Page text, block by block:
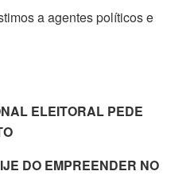
a agentes políticos e
ELEITORAL PEDE
DO EMPREENDER NO